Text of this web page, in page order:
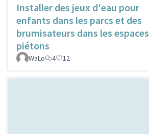
Installer des jeux d'eau pour
enfants dans les parcs et des
brumisateurs dans les espaces
piétons
WaLo 4 12